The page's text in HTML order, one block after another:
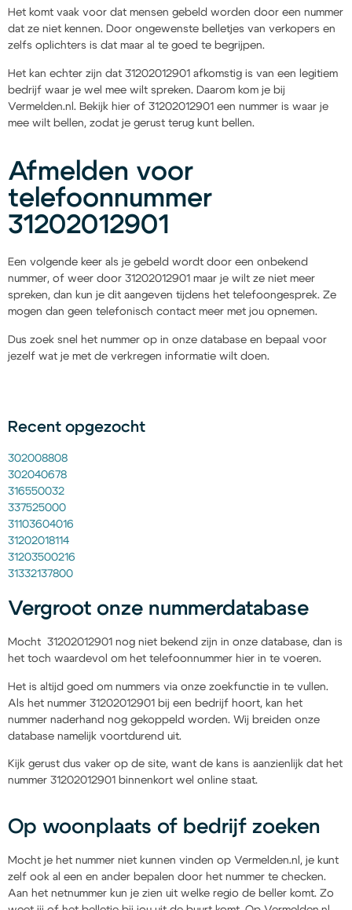
Het komt vaak voor dat mensen gebeld worden door een nummer
dat ze niet kennen. Door ongewenste belletjes van verkopers en
zelfs oplichters is dat maar al te goed te begrijpen.
Het kan echter zijn dat 31202012901 afkomstig is van een legitiem
bedrijf waar je wel mee wilt spreken. Daarom kom je bij
Vermelden.nl. Bekijk hier of 31202012901 een nummer is waar je
mee wilt bellen, zodat je gerust terug kunt bellen.
Afmelden voor
telefoonnummer
31202012901
Een volgende keer als je gebeld wordt door een onbekend
nummer, of weer door 31202012901 maar je wilt ze niet meer
spreken, dan kun je dit aangeven tijdens het telefoongesprek. Ze
mogen dan geen telefonisch contact meer met jou opnemen.
Dus zoek snel het nummer op in onze database en bepaal voor
jezelf wat je met de verkregen informatie wilt doen.
Recent opgezocht
302008808
302040678
316550032
337525000
31103604016
31202018114
31203500216
31332137800
Vergroot onze nummerdatabase
Mocht 31202012901 nog niet bekend zijn in onze database, dan is
het toch waardevol om het telefoonnummer hier in te voeren.
Het is altijd goed om nummers via onze zoekfunctie in te vullen.
Als het nummer 31202012901 bij een bedrijf hoort, kan het
nummer naderhand nog gekoppeld worden. Wij breiden onze
database namelijk voortdurend uit.
Kijk gerust dus vaker op de site, want de kans is aanzienlijk dat het
nummer 31202012901 binnenkort wel online staat.
Op woonplaats of bedrijf zoeken
Mocht je het nummer niet kunnen vinden op Vermelden.nl, je kunt
zelf ook al een en ander bepalen door het nummer te checken.
Aan het netnummer kun je zien uit welke regio de beller komt. Zo